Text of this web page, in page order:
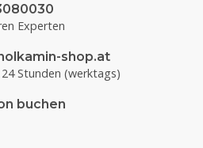
Experten
shop.at
Stunden (werktags)
buchen